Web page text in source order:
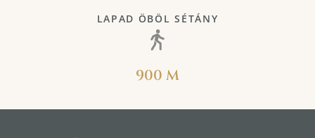
LAPAD ÖBÖL SÉTÁNY
900 M